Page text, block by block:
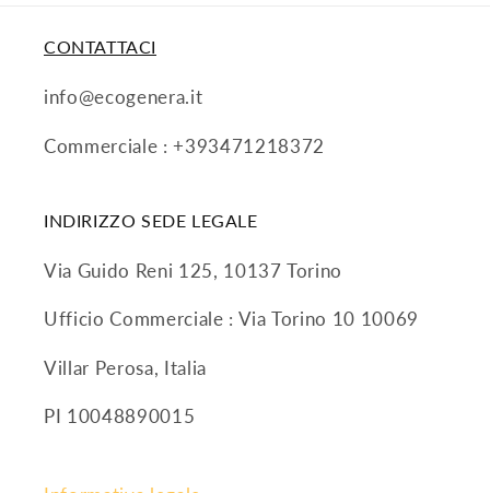
CONTATTACI
info@ecogenera.it
Commerciale : +393471218372
INDIRIZZO SEDE LEGALE
Via Guido Reni 125, 10137 Torino
Ufficio Commerciale : Via Torino 10 10069
Villar Perosa, Italia
PI 10048890015